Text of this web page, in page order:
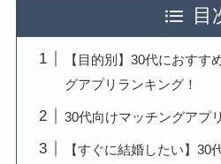
目
【目的別】30代におすす
グアプリランキング！
30代向けマッチングアプ
【すぐに結婚したい】30